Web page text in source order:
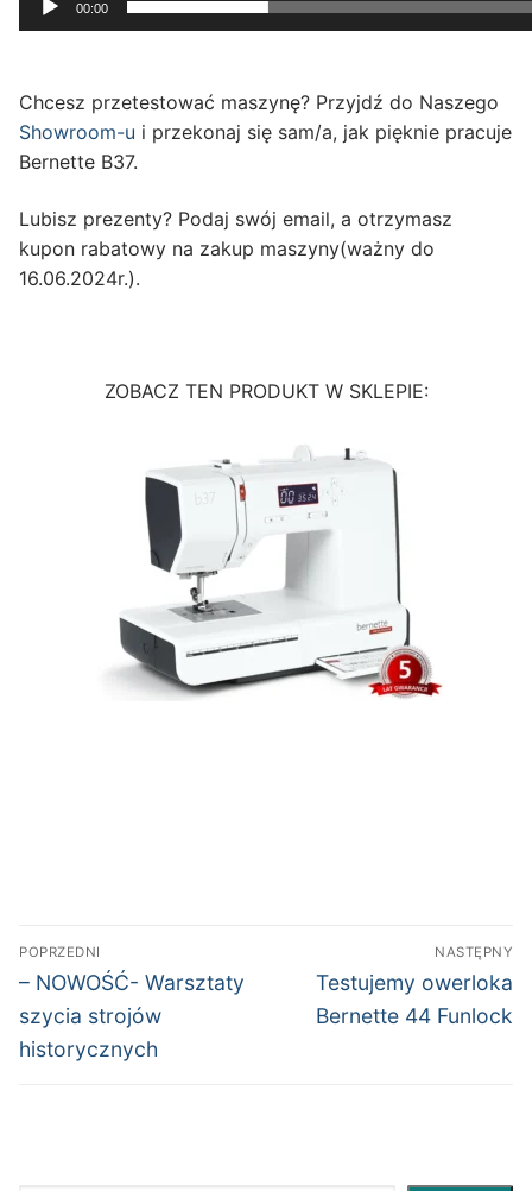
00:00
Chcesz przetestować maszynę? Przyjdź do Naszego
Showroom-u i przekonaj się sam/a, jak pięknie pracuje
Bernette B37.
Lubisz prezenty? Podaj swój email, a otrzymasz
kupon rabatowy na zakup maszyny(ważny do
16.06.2024r.).
ZOBACZ TEN PRODUKT W SKLEPIE:
Nawigacja
wpisu
POPRZEDNI
Poprzedni
wpis:
– NOWOŚĆ- Warsztaty
szycia strojów
historycznych
NASTĘPNY
Następny
wpis:
Testujemy owerloka
Bernette 44 Funlock